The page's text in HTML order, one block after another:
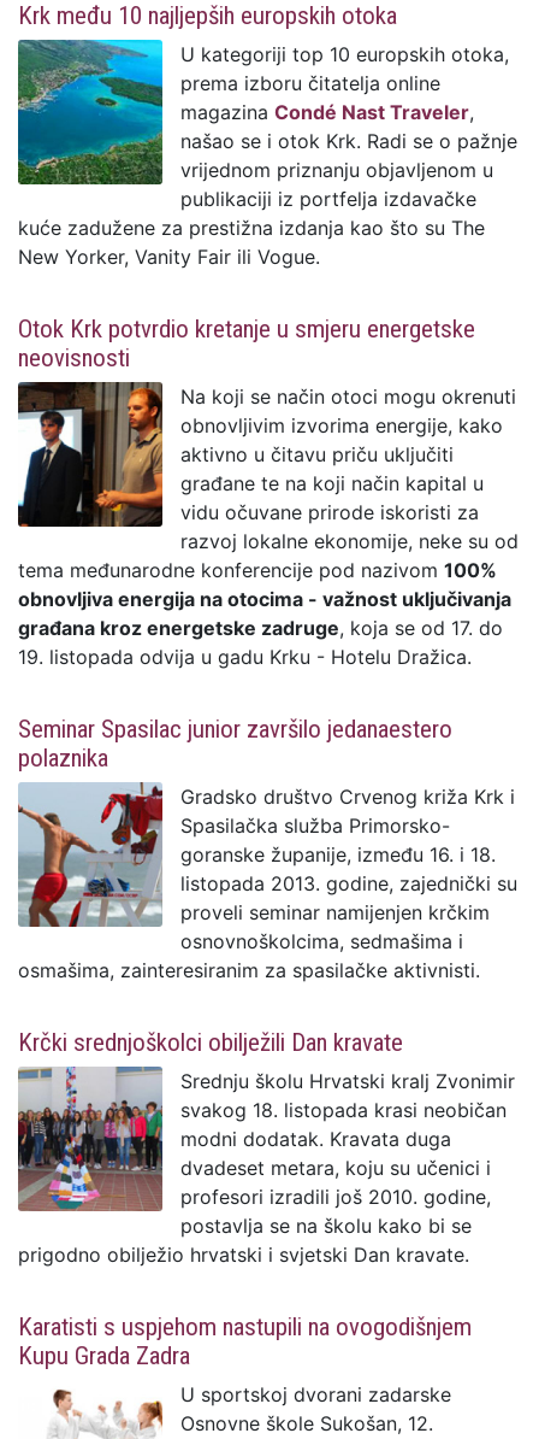
Krk među 10 najljepših europskih otoka
U kategoriji top 10 europskih otoka,
prema izboru čitatelja online
magazina Condé Nast Traveler,
našao se i otok Krk. Radi se o pažnje
vrijednom priznanju objavljenom u
publikaciji iz portfelja izdavačke
kuće zadužene za prestižna izdanja kao što su The
New Yorker, Vanity Fair ili Vogue.
Otok Krk potvrdio kretanje u smjeru energetske
neovisnosti
Na koji se način otoci mogu okrenuti
obnovljivim izvorima energije, kako
aktivno u čitavu priču uključiti
građane te na koji način kapital u
vidu očuvane prirode iskoristi za
razvoj lokalne ekonomije, neke su od
tema međunarodne konferencije pod nazivom 100%
obnovljiva energija na otocima - važnost uključivanja
građana kroz energetske zadruge, koja se od 17. do
19. listopada odvija u gadu Krku - Hotelu Dražica.
Seminar Spasilac junior završilo jedanaestero
polaznika
Gradsko društvo Crvenog križa Krk i
Spasilačka služba Primorsko-
goranske županije, između 16. i 18.
listopada 2013. godine, zajednički su
proveli seminar namijenjen krčkim
osnovnoškolcima, sedmašima i
osmašima, zainteresiranim za spasilačke aktivnisti.
Krčki srednjoškolci obilježili Dan kravate
Srednju školu Hrvatski kralj Zvonimir
svakog 18. listopada krasi neobičan
modni dodatak. Kravata duga
dvadeset metara, koju su učenici i
profesori izradili još 2010. godine,
postavlja se na školu kako bi se
prigodno obilježio hrvatski i svjetski Dan kravate.
Karatisti s uspjehom nastupili na ovogodišnjem
Kupu Grada Zadra
U sportskoj dvorani zadarske
Osnovne škole Sukošan, 12.